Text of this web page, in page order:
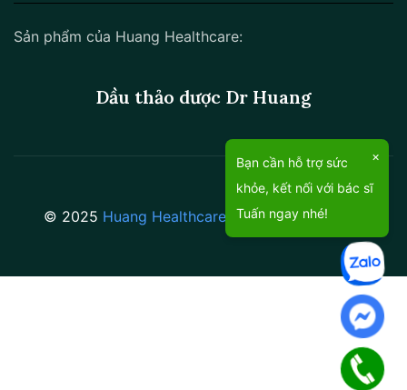
Bạn cần hỗ trợ sức
khỏe, kết nối với bác sĩ
Tuấn ngay nhé!
×
Sản phẩm của Huang Healthcare:
Dầu thảo dược Dr Huang
© 2025 Huang Healthcare All rights reserved.